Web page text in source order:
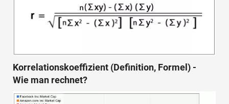
Korrelationskoeffizient (Definition, Formel) -
Wie man rechnet?